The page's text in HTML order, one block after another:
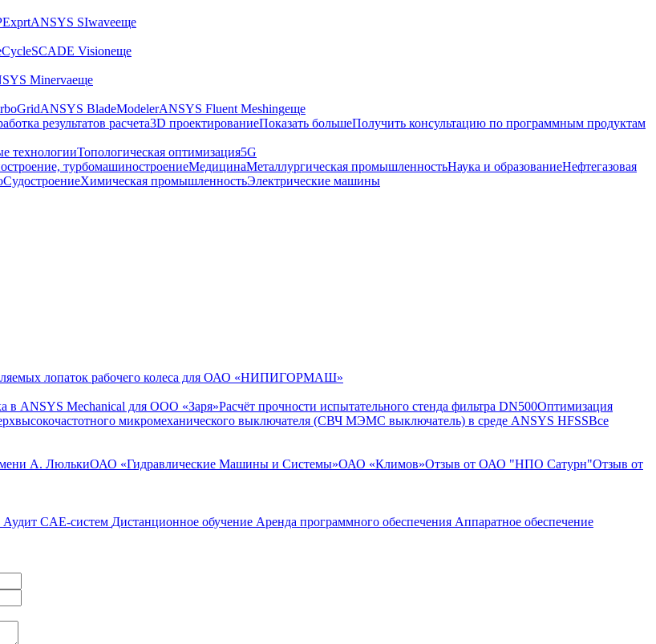
ANSYS SIwaveеще
SCADE Visionеще
Minervaеще
ANSYS BladeModelerANSYS Fluent Meshingеще
результатов расчета3D проектированиеПоказать большеПолучить консультацию по программным продуктам
технологииТопологическая оптимизация5G
турбомашиностроениеМедицинаМеталлургическая промышленностьНаука и образованиеНефтегазовая
СудостроениеХимическая промышленностьЭлектрические машины
лопаток рабочего колеса для ОАО «НИПИГОРМАШ»
в ANSYS Mechanical для ООО «Заря»Расчёт прочности испытательного стенда фильтра DN500Оптимизация
микромеханического выключателя (СВЧ МЭМС выключатель) в среде ANSYS HFSSВсе
А. ЛюлькиОАО «Гидравлические Машины и Системы»ОАО «Климов»Отзыв от ОАО "НПО Сатурн"Отзыв от
Аудит CAE-систем Дистанционное обучение Аренда программного обеспечения Аппаратное обеспечение